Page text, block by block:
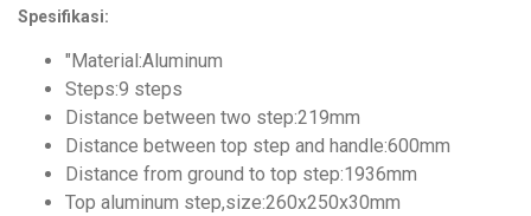
Spesifikasi:
"Material:Aluminum
Steps:9 steps
Distance between two step:219mm
Distance between top step and handle:600mm
Distance from ground to top step:1936mm
Top aluminum step,size:260x250x30mm